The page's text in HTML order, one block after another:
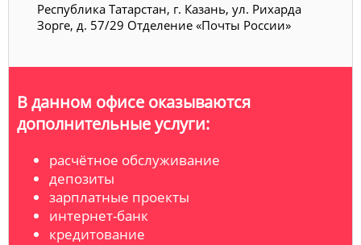
Республика Татарстан, г. Казань, ул. Рихарда
Зорге, д. 57/29 Отделение «Почты России»
В данном офисе оказываются
дополнительные услуги:
расчётное обслуживание
депозиты
зарплатные проекты
интернет-банк
кредитование